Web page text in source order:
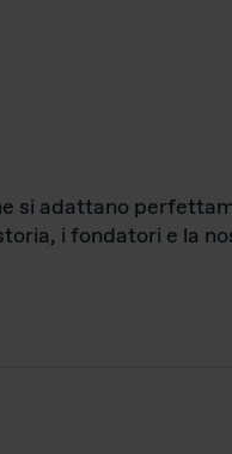
si adattano
i fondatori e la